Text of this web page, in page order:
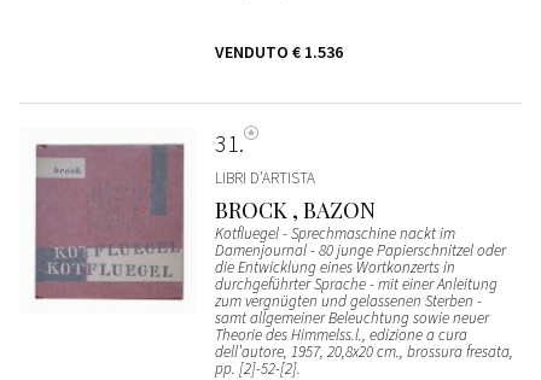
VENDUTO € 1.536
31
LIBRI D’ARTISTA
BROCK , BAZON
Kotfluegel - Sprechmaschine nackt im
Damenjournal - 80 junge Papierschnitzel oder
die Entwicklung eines Wortkonzerts in
durchgeführter Sprache - mit einer Anleitung
zum vergnügten und gelassenen Sterben -
samt allgemeiner Beleuchtung sowie neuer
Theorie des Himmelss.l., edizione a cura
dell’autore, 1957, 20,8x20 cm., brossura fresata,
pp. [2]-52-[2].